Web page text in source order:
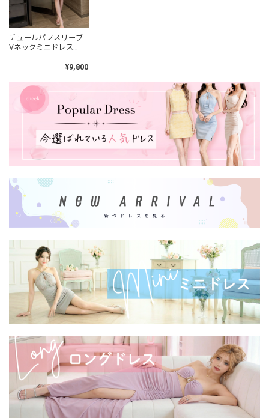
チュールパフスリーブ
Vネックミニドレス
¥9,800